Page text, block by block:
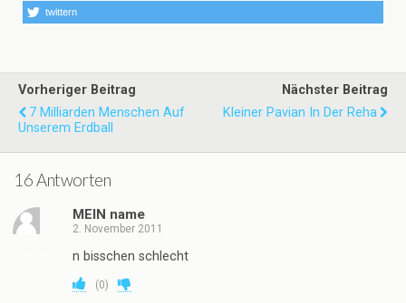
twittern
Vorheriger Beitrag
7 Milliarden Menschen Auf
Unserem Erdball
Nächster Beitrag
Kleiner Pavian In Der Reha
16 Antworten
MEIN name
2. November 2011
n bisschen schlecht
(0)